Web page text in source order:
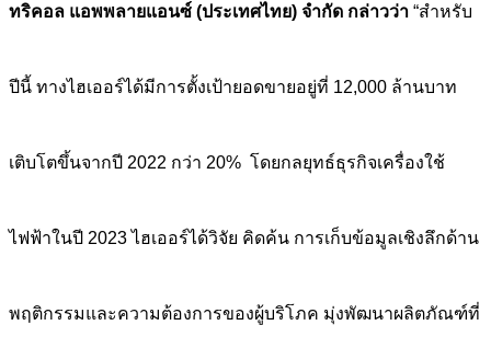
ทริคอล แอพพลายแอนซ์ (ประเทศไทย) จำกัด กล่าวว่า “สำหรับ
ปีนี้ ทางไฮเออร์ได้มีการตั้งเป้ายอดขายอยู่ที่ 12,000 ล้านบาท
เติบโตขึ้นจากปี 2022 กว่า 20% โดยกลยุทธ์ธุรกิจเครื่องใช้
ไฟฟ้าในปี 2023 ไฮเออร์ได้วิจัย คิดค้น การเก็บข้อมูลเชิงลึกด้าน
พฤติกรรมและความต้องการของผู้บริโภค มุ่งพัฒนาผลิตภัณฑ์ที่